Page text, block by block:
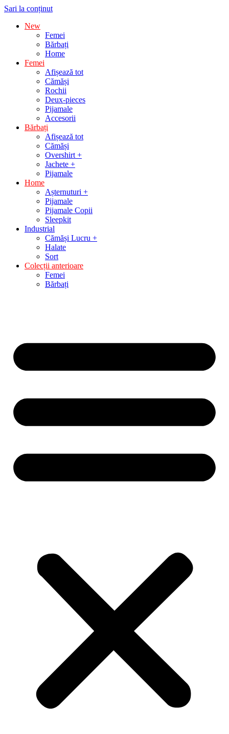
Sari la conținut
New
Femei
Bărbați
Home
Femei
Afișează tot
Cămăși
Rochii
Deux-pieces
Pijamale
Accesorii
Bărbați
Afișează tot
Cămăși
Overshirt +
Jachete +
Pijamale
Home
Așternuturi +
Pijamale
Pijamale Copii
Sleepkit
Industrial
Cămăși Lucru +
Halate
Sort
Colecții anterioare
Femei
Bărbați